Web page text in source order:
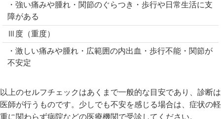
・強い痛みや腫れ・関節のぐらつき・歩行や日常生活に支
障がある
Ⅲ度（重度）
・激しい痛みや腫れ・広範囲の内出血・歩行不能・関節が
不安定
以上のセルフチェックはあくまで一般的な目安であり、診断は
医師が行うものです。少しでも不安を感じる場合は、症状の軽
重に関わらず病院などの医療機関で受診してください。